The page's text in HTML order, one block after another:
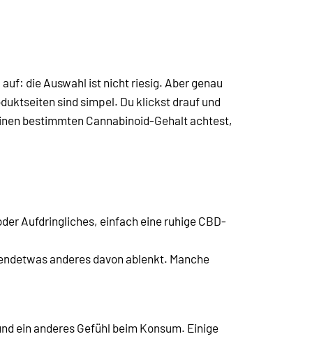
die Auswahl ist nicht riesig. Aber genau
sind simpel. Du klickst drauf und
bestimmten Cannabinoid-Gehalt achtest,
Aufdringliches, einfach eine ruhige CBD-
anderes davon ablenkt. Manche
ein anderes Gefühl beim Konsum. Einige